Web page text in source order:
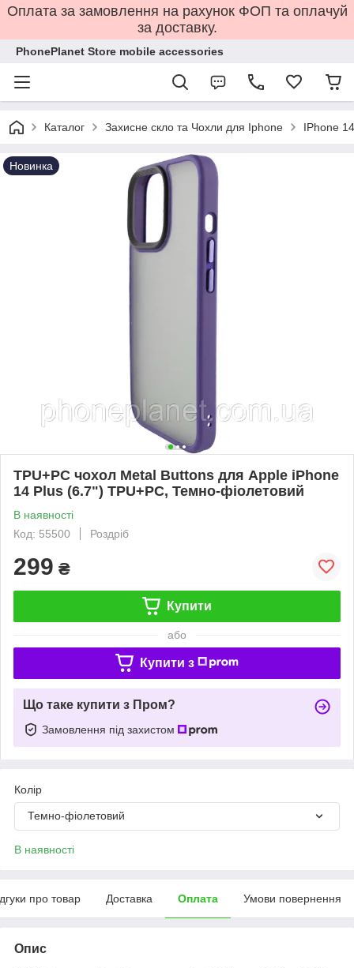
Оплата за замовлення на рахунок ФОП та оплачуй
за доставку.
PhonePlanet Store mobile accessories
Каталог Захисне скло та Чохли для Iphone IPhone
Новинка
TPU+PC чохол Metal Buttons для Apple iPhone
14 Plus (6.7") TPU+PC, Темно-фіолетовий
В наявності
Код: 55500
Роздріб
299 ₴
Купити
або
Купити з
Що таке купити з Пром?
Замовлення під захистом
Колір
Темно-фіолетовий
В наявності
про товар Доставка Оплата Умови повернення
Опис